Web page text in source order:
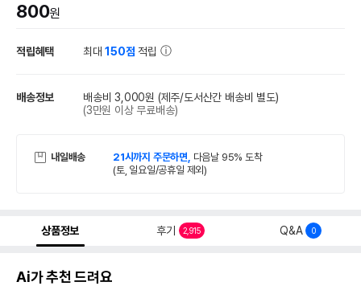
800원
적립혜택 최대150점 적립
배송정보 배송비 3,000원 (제주/도서산간 배송비 별도)
(3만원 이상 무료배송)
내일배송 21시까지 주문하면, 다음날 95% 도착
(토, 일요일/공휴일 제외)
상품정보 후기 2,915 Q&A 0
Ai가 추천 드려요